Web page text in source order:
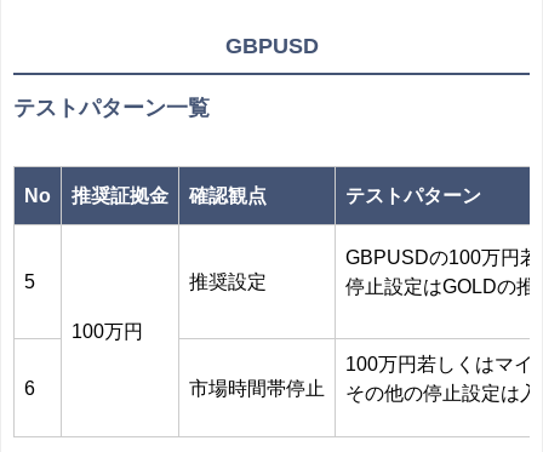
GBPUSD
テストパターン一覧
No 推奨証拠金 確認観点 テストパターン
5
100万円
推奨設定
GBPUSDの100万円
停止設定はGOLDの
6 市場時間帯停止
100万円若しくはマイ
その他の停止設定は